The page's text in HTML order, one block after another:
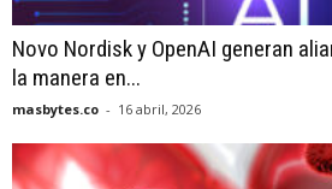
Novo Nordisk y OpenAI generan
la manera en...
masbytes.co - 16 abril, 2026